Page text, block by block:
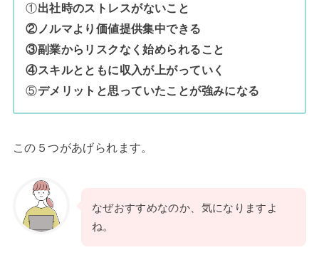
①出社時のストレスがないこと
②ノルマより価値提供集中できる
③副業からリスクなく始められること
④スキルとともに収入が上がっていく
⑤デメリットと思っていたことが強みになる
この５つがあげられます。
なぜおすすめなのか、気になりますよ
ね。